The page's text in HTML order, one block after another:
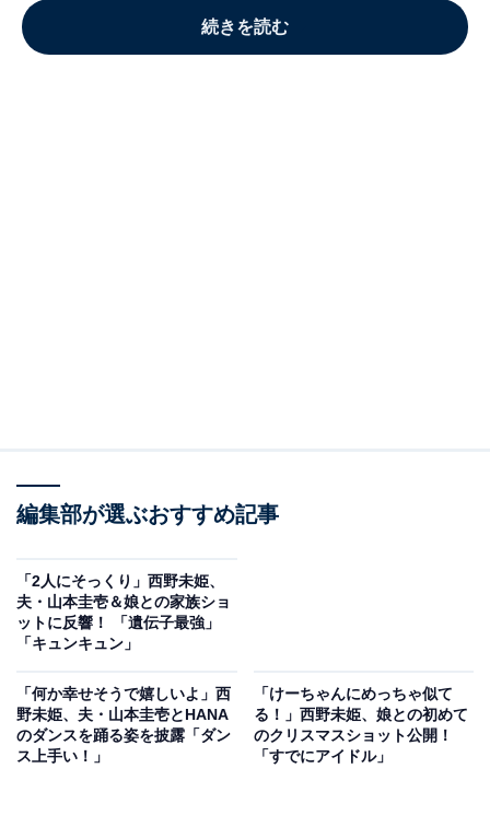
続きを読む
編集部が選ぶおすすめ記事
「2人にそっくり」西野未姫、
夫・山本圭壱＆娘との家族ショ
ットに反響！ 「遺伝子最強」
「キュンキュン」
「何か幸せそうで嬉しいよ」西
野未姫、夫・山本圭壱とHANA
のダンスを踊る姿を披露「ダン
ス上手い！」
「けーちゃんにめっちゃ似て
る！」西野未姫、娘との初めて
のクリスマスショット公開！
「すでにアイドル」